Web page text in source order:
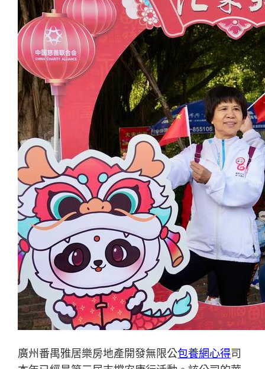
廣州番禺雅居樂房地產開發無限公包養網心得司